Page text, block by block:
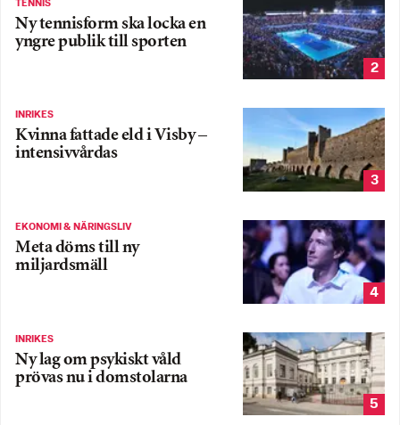
TENNIS
Ny tennisform ska locka en
yngre publik till sporten
2
INRIKES
Kvinna fattade eld i Visby –
intensivvårdas
3
EKONOMI & NÄRINGSLIV
Meta döms till ny
miljardsmäll
4
INRIKES
Ny lag om psykiskt våld
prövas nu i domstolarna
5